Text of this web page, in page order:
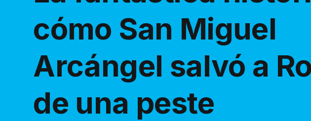
cómo San Miguel
Arcángel salvó a
de una peste